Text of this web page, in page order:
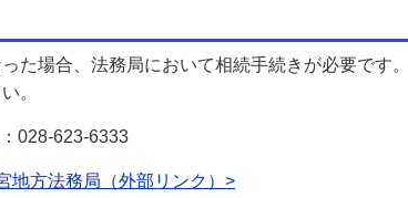
た場合、法務局において相続手続きが必要です。
。
028-623-6333
地方法務局（外部リンク）>